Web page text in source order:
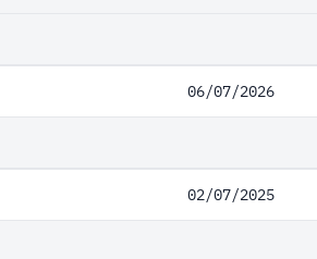
06/07/2026
02/07/2025